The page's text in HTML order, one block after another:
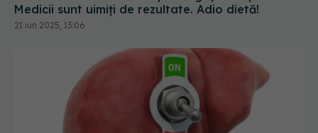
Medicii sunt uimiți de rezultate. Adio dietă!
21 iun 2025, 13:06